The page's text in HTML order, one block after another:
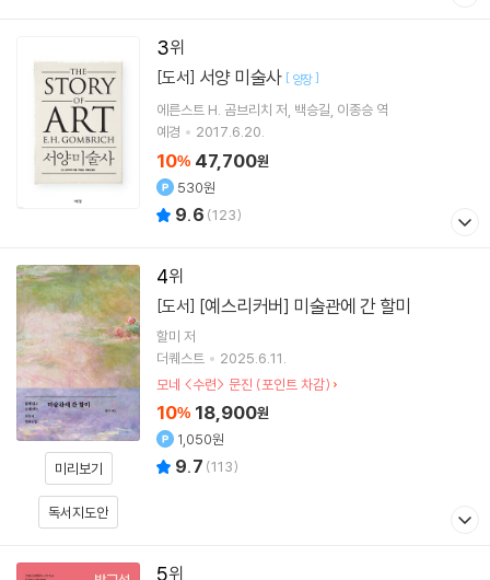
3
[도서] 서양 미술사 [ 양장]
에른스트 H. 곰브리치 저 백승길 이종승 역
예경
2017.6.20.
10% 47,700원
530원
9.6 (123)
4
미리보기
독서지도안
[도서] [예스리커버] 미술관에 간 할미
할미 저
더퀘스트
2025.6.11.
모네 <수련> 문진 (포인트 차감)
10% 18,900원
1,050원
9.7 (113)
5